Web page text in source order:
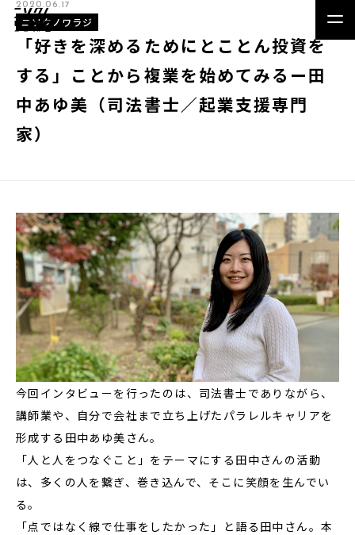
「好きを深めるためにとことん投資を
する」ことから複業を始めてみるー田
中あゆ美（司法書士／起業支援専門
家）
2020.06.17
ニソクノワラジ
今回インタビューを行ったのは、司法書士でありながら、
講師業や、自分で会社まで立ち上げたパラレルキャリアを
形成する田中あゆ美さん。
「人と人をつなぐこと」をテーマにする田中さんの活動
は、多くの人を繋ぎ、巻き込んで、そこに笑顔を生んでい
る。
「点ではなく線で仕事をしたかった」と語る田中さん。本